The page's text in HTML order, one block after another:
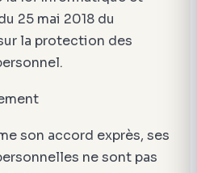
25 mai 2018 du
la protection des
son accord exprès, ses
ne sont pas